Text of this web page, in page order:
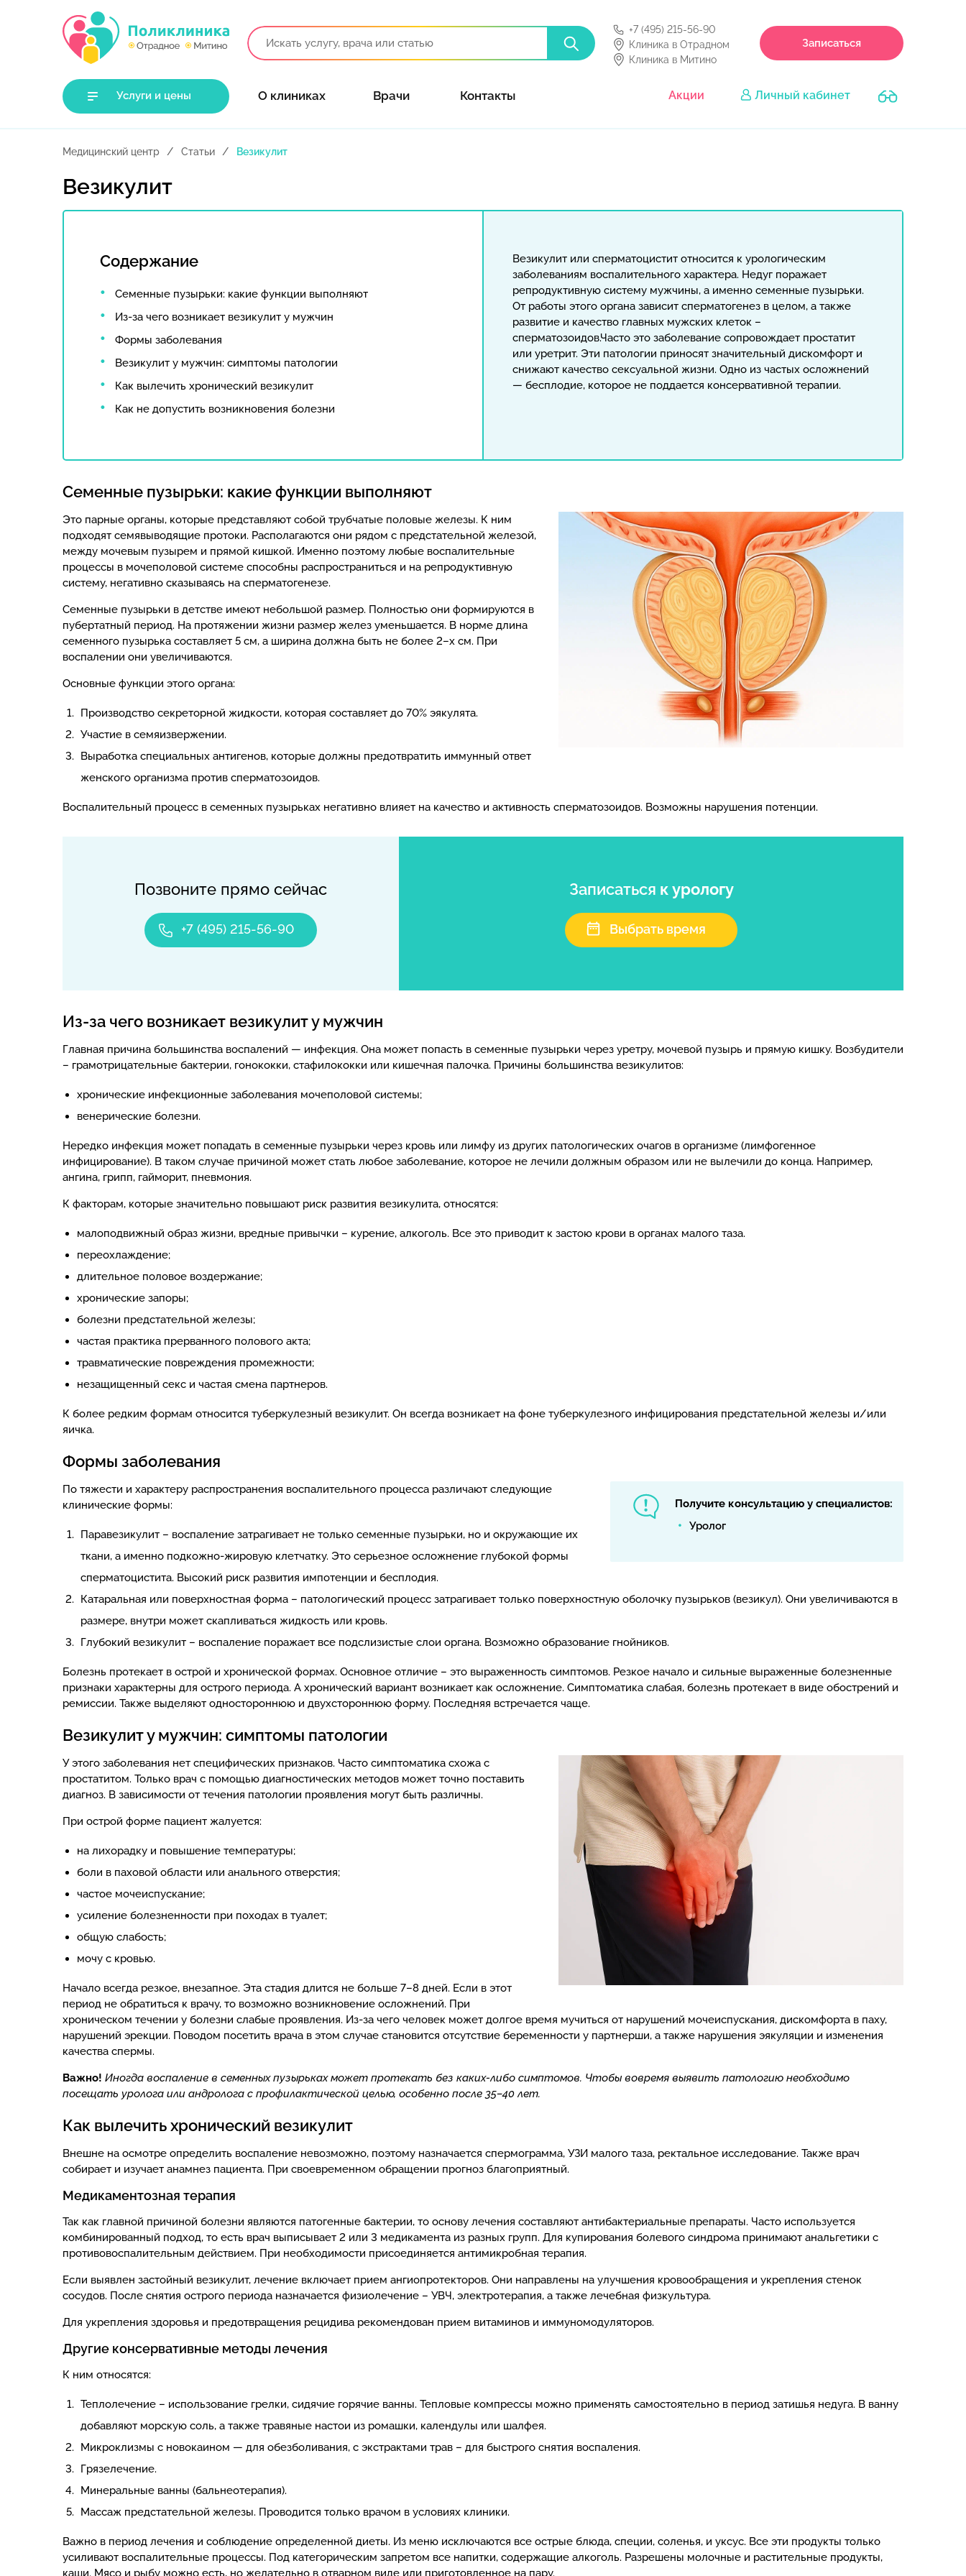
+7 (495) 215-56-90
Клиника в Отрадном
Клиника в Митино
Записаться
Услуги и цены О клиниках Врачи Контакты Акции Личный кабинет
Медицинский центр Статьи Везикулит
Везикулит
Содержание
Семенные пузырьки: какие функции выполняют
Из-за чего возникает везикулит у мужчин
Формы заболевания
Везикулит у мужчин: симптомы патологии
Как вылечить хронический везикулит
Как не допустить возникновения болезни
Везикулит или сперматоцистит относится к урологическим
заболеваниям воспалительного характера. Недуг поражает
репродуктивную систему мужчины, а именно семенные пузырьки.
От работы этого органа зависит сперматогенез в целом, а также
развитие и качество главных мужских клеток –
сперматозоидов.Часто это заболевание сопровождает простатит
или уретрит. Эти патологии приносят значительный дискомфорт и
снижают качество сексуальной жизни. Одно из частых осложнений
— бесплодие, которое не поддается консервативной терапии.
Семенные пузырьки: какие функции выполняют
Это парные органы, которые представляют собой трубчатые половые железы. К ним
подходят семявыводящие протоки. Располагаются они рядом с предстательной железой,
между мочевым пузырем и прямой кишкой. Именно поэтому любые воспалительные
процессы в мочеполовой системе способны распространиться и на репродуктивную
систему, негативно сказываясь на сперматогенезе.
Семенные пузырьки в детстве имеют небольшой размер. Полностью они формируются в
пубертатный период. На протяжении жизни размер желез уменьшается. В норме длина
семенного пузырька составляет 5 см, а ширина должна быть не более 2–х см. При
воспалении они увеличиваются.
Основные функции этого органа:
Производство секреторной жидкости, которая составляет до 70% эякулята.
Участие в семяизвержении.
Выработка специальных антигенов, которые должны предотвратить иммунный ответ
женского организма против сперматозоидов.
Воспалительный процесс в семенных пузырьках негативно влияет на качество и активность сперматозоидов. Возможны нарушения потенции.
Позвоните прямо сейчас
+7 (495) 215-56-90
Записаться к урологу
Выбрать время
Из-за чего возникает везикулит у мужчин
Главная причина большинства воспалений — инфекция. Она может попасть в семенные пузырьки через уретру, мочевой пузырь и прямую кишку. Возбудители
– грамотрицательные бактерии, гонококки, стафилококки или кишечная палочка. Причины большинства везикулитов:
хронические инфекционные заболевания мочеполовой системы;
венерические болезни.
Нередко инфекция может попадать в семенные пузырьки через кровь или лимфу из других патологических очагов в организме (лимфогенное
инфицирование). В таком случае причиной может стать любое заболевание, которое не лечили должным образом или не вылечили до конца. Например,
ангина, грипп, гайморит, пневмония.
К факторам, которые значительно повышают риск развития везикулита, относятся:
малоподвижный образ жизни, вредные привычки – курение, алкоголь. Все это приводит к застою крови в органах малого таза.
переохлаждение;
длительное половое воздержание;
хронические запоры;
болезни предстательной железы;
частая практика прерванного полового акта;
травматические повреждения промежности;
незащищенный секс и частая смена партнеров.
К более редким формам относится туберкулезный везикулит. Он всегда возникает на фоне туберкулезного инфицирования предстательной железы и/или
яичка.
Формы заболевания
Получите консультацию у специалистов:
Уролог
По тяжести и характеру распространения воспалительного процесса различают следующие
клинические формы:
Паравезикулит – воспаление затрагивает не только семенные пузырьки, но и окружающие их
ткани, а именно подкожно-жировую клетчатку. Это серьезное осложнение глубокой формы
сперматоцистита. Высокий риск развития импотенции и бесплодия.
Катаральная или поверхностная форма – патологический процесс затрагивает только поверхностную оболочку пузырьков (везикул). Они увеличиваются в
размере, внутри может скапливаться жидкость или кровь.
Глубокий везикулит – воспаление поражает все подслизистые слои органа. Возможно образование гнойников.
Болезнь протекает в острой и хронической формах. Основное отличие – это выраженность симптомов. Резкое начало и сильные выраженные болезненные
признаки характерны для острого периода. А хронический вариант возникает как осложнение. Симптоматика слабая, болезнь протекает в виде обострений и
ремиссии. Также выделяют одностороннюю и двухстороннюю форму. Последняя встречается чаще.
Везикулит у мужчин: симптомы патологии
У этого заболевания нет специфических признаков. Часто симптоматика схожа с
простатитом. Только врач с помощью диагностических методов может точно поставить
диагноз. В зависимости от течения патологии проявления могут быть различны.
При острой форме пациент жалуется:
на лихорадку и повышение температуры;
боли в паховой области или анального отверстия;
частое мочеиспускание;
усиление болезненности при походах в туалет;
общую слабость;
мочу с кровью.
Начало всегда резкое, внезапное. Эта стадия длится не больше 7–8 дней. Если в этот
период не обратиться к врачу, то возможно возникновение осложнений. При
хроническом течении у болезни слабые проявления. Из-за чего человек может долгое время мучиться от нарушений мочеиспускания, дискомфорта в паху,
нарушений эрекции. Поводом посетить врача в этом случае становится отсутствие беременности у партнерши, а также нарушения эякуляции и изменения
качества спермы.
Важно! Иногда воспаление в семенных пузырьках может протекать без каких-либо симптомов. Чтобы вовремя выявить патологию необходимо
посещать уролога или андролога с профилактической целью, особенно после 35–40 лет.
Как вылечить хронический везикулит
Внешне на осмотре определить воспаление невозможно, поэтому назначается спермограмма, УЗИ малого таза, ректальное исследование. Также врач
собирает и изучает анамнез пациента. При своевременном обращении прогноз благоприятный.
Медикаментозная терапия
Так как главной причиной болезни являются патогенные бактерии, то основу лечения составляют антибактериальные препараты. Часто используется
комбинированный подход, то есть врач выписывает 2 или 3 медикамента из разных групп. Для купирования болевого синдрома принимают анальгетики с
противовоспалительным действием. При необходимости присоединяется антимикробная терапия.
Если выявлен застойный везикулит, лечение включает прием ангиопротекторов. Они направлены на улучшения кровообращения и укрепления стенок
сосудов. После снятия острого периода назначается физиолечение – УВЧ, электротерапия, а также лечебная физкультура.
Для укрепления здоровья и предотвращения рецидива рекомендован прием витаминов и иммуномодуляторов.
Другие консервативные методы лечения
К ним относятся:
Теплолечение – использование грелки, сидячие горячие ванны. Тепловые компрессы можно применять самостоятельно в период затишья недуга. В ванну
добавляют морскую соль, а также травяные настои из ромашки, календулы или шалфея.
Микроклизмы с новокаином — для обезболивания, с экстрактами трав – для быстрого снятия воспаления.
Грязелечение.
Минеральные ванны (бальнеотерапия).
Массаж предстательной железы. Проводится только врачом в условиях клиники.
Важно в период лечения и соблюдение определенной диеты. Из меню исключаются все острые блюда, специи, соленья, и уксус. Все эти продукты только
усиливают воспалительные процессы. Под категорическим запретом все напитки, содержащие алкоголь. Разрешены молочные и растительные продукты,
каши. Мясо и рыбу можно есть, но желательно в отварном виде или приготовленное на пару.